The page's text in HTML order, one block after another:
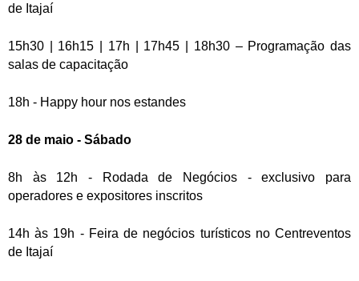
de Itajaí
15h30 | 16h15 | 17h | 17h45 | 18h30 – Programação das
salas de capacitação
18h - Happy hour nos estandes
28 de maio - Sábado
8h às 12h - Rodada de Negócios - exclusivo para
operadores e expositores inscritos
14h às 19h - Feira de negócios turísticos no Centreventos
de Itajaí